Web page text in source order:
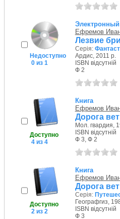
Недоступно
0 из 1
Электронный
Ефремов
Лезвие
Серія:
Ардис, 2011 р.
ISBN відсутній
Ф 2
Доступно
4 из 4
Книга
Ефремов
Дорога
Мол. гвардия,
ISBN відсутній
Ф 3, Ф 2
Доступно
2 из 2
Книга
Ефремов
Дорога
Серія:
Географгиз,
ISBN відсутній
Ф 3